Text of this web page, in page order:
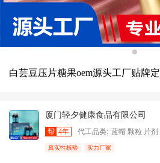
白芸豆压片糖果oem源头工厂贴牌定
厦门轻夕健康食品有限公司
帮 4年 代工品类: 蓝帽 颗粒 片剂 粉
真实性核验 实力厂家